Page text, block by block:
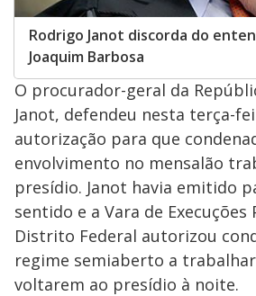
Rodrigo Janot discorda do
Joaquim Barbosa
O procurador-geral da
Janot, defendeu nesta terça-
autorização para que
envolvimento no mensalão
presídio. Janot havia emitido
sentido e a Vara de Execuções
Distrito Federal autorizou
regime semiaberto a
voltarem ao presídio à noite.